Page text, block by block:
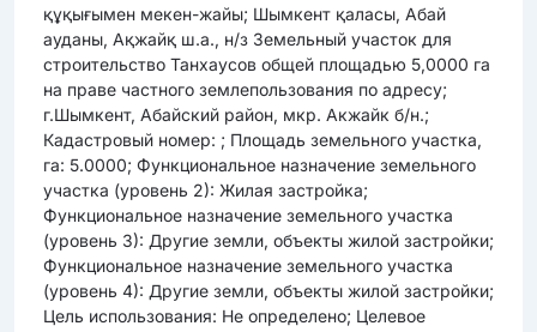
құқығымен мекен-жайы; Шымкент қаласы, Абай
ауданы, Ақжайқ ш.а., н/з Земельный участок для
строительство Танхаусов общей площадью 5,0000 га
на праве частного землепользования по адресу;
г.Шымкент, Абайский район, мкр. Акжайк б/н.;
Кадастровый номер: ; Площадь земельного участка,
га: 5.0000; Функциональное назначение земельного
участка (уровень 2): Жилая застройка;
Функциональное назначение земельного участка
(уровень 3): Другие земли, объекты жилой застройки;
Функциональное назначение земельного участка
(уровень 4): Другие земли, объекты жилой застройки;
Цель использования: Не определено; Целевое